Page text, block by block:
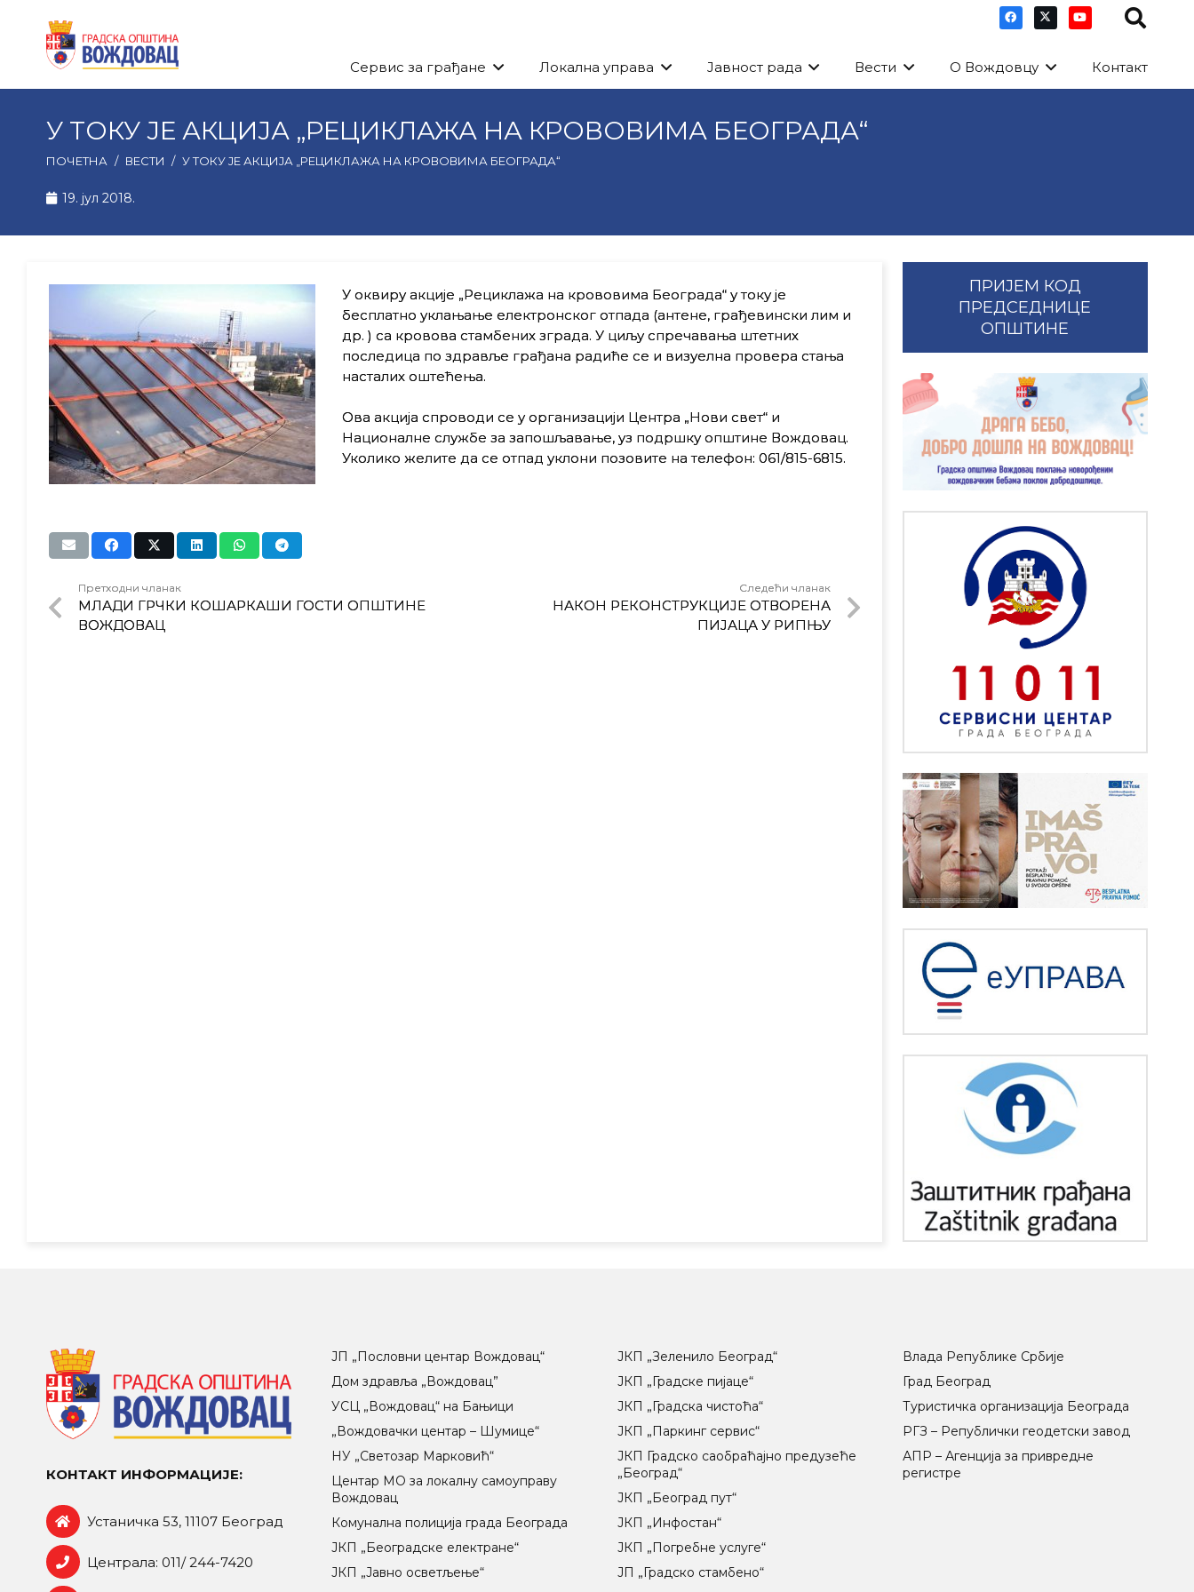
Сервис за грађане Локална управа Јавност рада Вести О Вождовцу Контакт
У ТОКУ ЈЕ АКЦИЈА „РЕЦИКЛАЖА НА КРОВОВИМА БЕОГРАДА“
ПОЧЕТНА / ВЕСТИ / У ТОКУ ЈЕ АКЦИЈА „РЕЦИКЛАЖА НА КРОВОВИМА БЕОГРАДА“
19. јул 2018.
У оквиру акције „Рециклажа на крововима Београда“ у току је
бесплатно уклањање електронског отпада (антене, грађевински лим и
др. ) са кровова стамбених зграда. У циљу спречавања штетних
последица по здравље грађана радиће се и визуелна провера стања
насталих оштећења.
Ова акција спроводи се у организацији Центра „Нови свет“ и
Националне службе за запошљавање, уз подршку општине Вождовац.
Уколико желите да се отпад уклони позовите на телефон: 061/815-6815.
Претходни чланак
МЛАДИ ГРЧКИ КОШАРКАШИ ГОСТИ ОПШТИНЕ
ВОЖДОВАЦ
Следећи чланак
НАКОН РЕКОНСТРУКЦИЈЕ ОТВОРЕНА
ПИЈАЦА У РИПЊУ
ПРИЈЕМ КОД
ПРЕДСЕДНИЦЕ
ОПШТИНЕ
КОНТАКТ ИНФОРМАЦИЈЕ:
Устаничка 53, 11107 Београд
Централа: 011/ 244-7420
ЈП „Пословни центар Вождовац“
Дом здравља „Вождовац”
УСЦ „Вождовац“ на Бањици
„Вождовачки центар – Шумице“
НУ „Светозар Марковић“
Центар МO за локалну самоуправу
Вождовац
Комунална полиција града Београда
ЈКП „Београдске електране“
ЈКП „Јавно осветљење“
ЈКП „Зеленило Београд“
ЈКП „Градске пијаце“
ЈКП „Градска чистоћа“
ЈКП „Паркинг сервис“
ЈКП Градско саобраћајно предузеће
„Београд“
ЈКП „Београд пут“
ЈКП „Инфостан“
ЈКП „Погребне услуге“
ЈП „Градско стамбено“
Влада Републике Србије
Град Београд
Туристичка организација Београда
РГЗ – Републички геодетски завод
АПР – Агенција за привредне
регистре